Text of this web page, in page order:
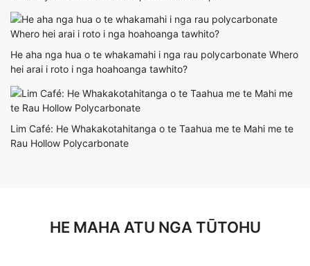
He aha nga hua o te whakamahi i nga rau polycarbonate Whero
hei arai i roto i nga hoahoanga tawhito?
Lim Café: He Whakakotahitanga o te Taahua me te Mahi me te
Rau Hollow Polycarbonate
HE MAHA ATU NGA TŪTOHU